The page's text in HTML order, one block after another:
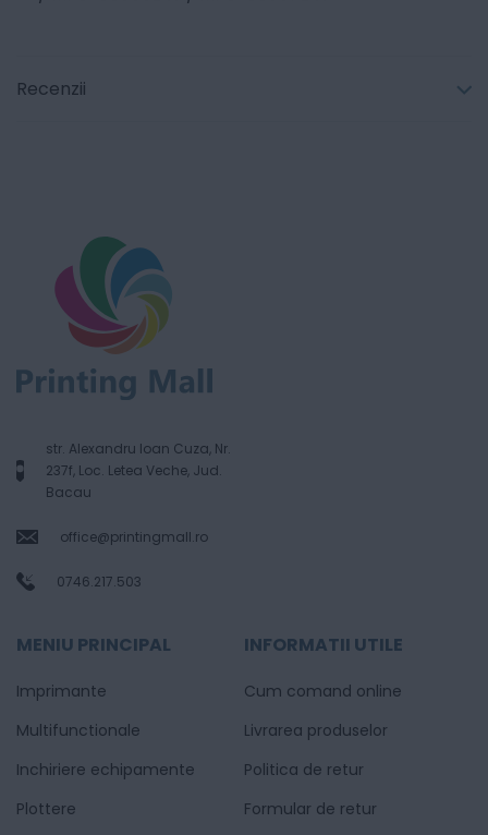
Recenzii
str. Alexandru Ioan Cuza, Nr.
237f, Loc. Letea Veche, Jud.
Bacau
office@printingmall.ro
0746.217.503
MENIU PRINCIPAL
Imprimante
Multifunctionale
Inchiriere echipamente
Plottere
INFORMATII UTILE
Cum comand online
Livrarea produselor
Politica de retur
Formular de retur